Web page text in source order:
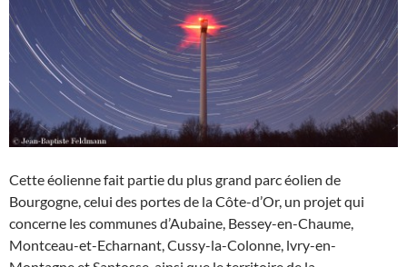
Cette éolienne fait partie du plus grand parc éolien de
Bourgogne, celui des portes de la Côte-d’Or, un projet qui
concerne les communes d’Aubaine, Bessey-en-Chaume,
Montceau-et-Echarnant, Cussy-la-Colonne, lvry-en-